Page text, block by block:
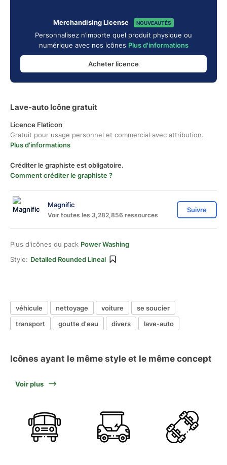
Merchandising License NOUVEAUTÉS
Personnalisez n’importe quel produit physique ou
numérique avec nos icônes Plus d'informations
Acheter licence
Lave-auto Icône gratuit
Licence Flaticon
Gratuit pour usage personnel et commercial avec attribution.
Plus d'informations
Créditer le graphiste est obligatoire.
Comment créditer le graphiste ?
Magnific
Voir toutes les 3,282,856 ressources
Suivre
Plus d'icônes du pack Power Washing
Style: Detailed Rounded Lineal
véhicule nettoyage voiture
se soucier
transport
goutte d'eau divers lave-auto
Icônes ayant le même style et le même concept
Voir plus